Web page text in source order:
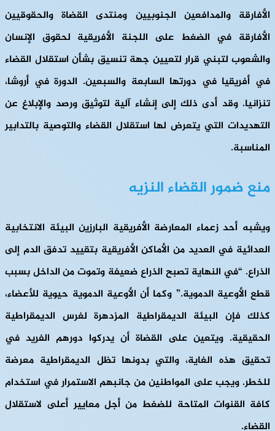
الأفارقة والمدافعين الجنوبيين ومنتدى القضاة والحقوقيين
الأفارقة في الضغط على اللجنة الأفريقية لحقوق الإنسان
والشعوب لتبني قرار لتعيين جهة تنسيق بشأن استقلال القضاء
في أفريقيا في دورتها السابعة والسبعين. الدورة في أروشا،
تنزانيا. وقد أدى ذلك إلى إنشاء آلية لتوثيق ورصد والإبلاغ عن
التهديدات التي يتعرض لها استقلال القضاء والتوصية بالتدابير
المناسبة.
منع ضمور القضاء النزيه
ويشبه أحد زعماء المعارضة الأفريقية البارزين البيئة الانتخابية
العدائية في العديد من الأماكن الأفريقية بتقييد تدفق الدم إلى
الذراع. “في النهاية تصبح الذراع ضعيفة وتموت من الداخل بسبب
قطع الأوعية الدموية.” وكما أن الأوعية الدموية حيوية للأعضاء،
كذلك فإن البيئة الديمقراطية المزدهرة لغرس الديمقراطية
الحقيقية. ويتعين على القضاة أن يدركوا دورهم الفريد في
تحقيق هذه الغاية، والتي بدونها تظل الديمقراطية معرضة
للخطر. ويجب على المواطنين من جانبهم الاستمرار في استخدام
كافة القنوات المتاحة للضغط من أجل معايير أعلى لاستقلال
القضاء.